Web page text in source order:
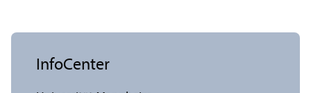
InfoCenter